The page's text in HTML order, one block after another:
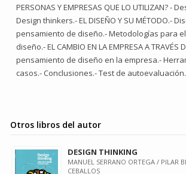
PERSONAS Y EMPRESAS QUE LO UTILIZAN? -
Design thinkers.- EL DISEÑO Y SU MÉTODO.-
pensamiento de diseño.- Metodologías para
diseño.- EL CAMBIO EN LA EMPRESA A TRAVÉS
pensamiento de diseño en la empresa.-
casos.- Conclusiones.- Test de autoevaluación.
Otros libros del autor
DESIGN THINKING
MANUEL SERRANO ORTEGA / PILAR
CEBALLOS